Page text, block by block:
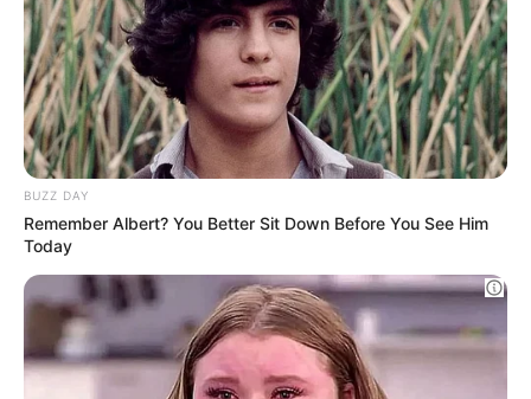
contributi statali alla rottamazione – e ai
veicoli mai dismessi e richiedenti la
reimmatricolazione con targa storica. Ma non
solo.
Perché la targa storica potrà essere rilasciata
anche agli autoveicoli, ai motoveicoli e alle
macchine agricole mai cessati dalla
circolazione e ancora muniti di targa originale
rilasciata in Italia, ma che l’hanno s marrita,